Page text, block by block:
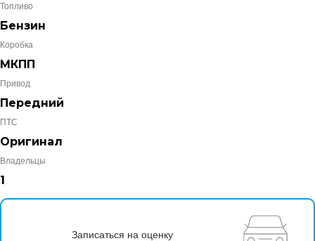
Топливо
Бензин
Коробка
МКПП
Привод
Передний
ПТС
Оригинал
Владельцы
1
Записаться на оценку